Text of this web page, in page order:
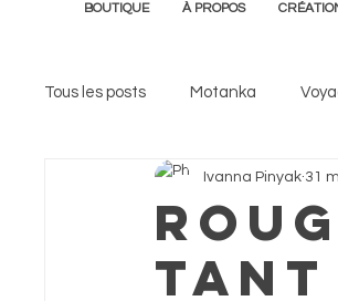
BOUTIQUE À PROPOS
Tous les posts Motanka
tant
Ivanna Pinyak 31